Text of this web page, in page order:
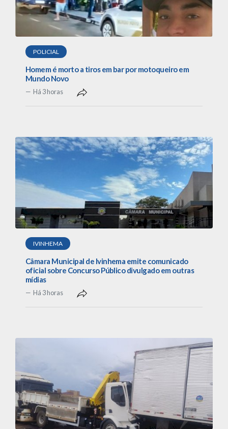
POLICIAL
Homem é morto a tiros em bar por motoqueiro em
Mundo Novo
Há 3 horas
IVINHEMA
Câmara Municipal de Ivinhema emite comunicado
oficial sobre Concurso Público divulgado em outras
mídias
Há 3 horas